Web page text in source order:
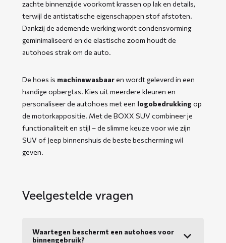
zachte binnenzijde voorkomt krassen op lak en details,
terwijl de antistatische eigenschappen stof afstoten.
Dankzij de ademende werking wordt condensvorming
geminimaliseerd en de elastische zoom houdt de
autohoes strak om de auto.
De hoes is machinewasbaaren wordt geleverd in een
handige opbergtas. Kies uit meerdere kleuren en
personaliseer de autohoes met een logobedrukking op
de motorkappositie. Met de BOXX SUV combineer je
functionaliteit en stijl – de slimme keuze voor wie zijn
SUV of Jeep binnenshuis de beste bescherming wil
geven.
Veelgestelde vragen
Waartegen beschermt een autohoes voor
binnengebruik?